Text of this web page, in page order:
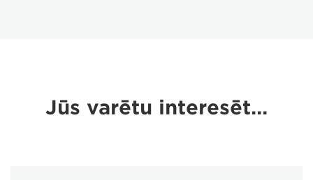
Jūs varētu interesēt…